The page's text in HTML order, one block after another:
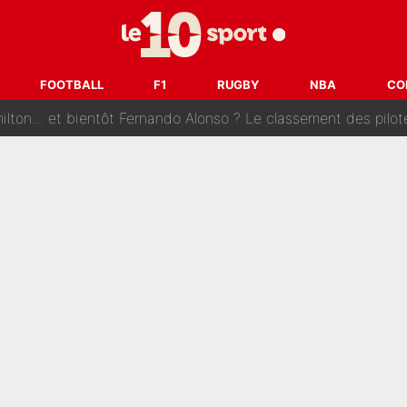
FOOTBALL F1 RUGBY NBA
pour violences conjugales : Un arbitre français
la nomination de Zinedine Zidane, c'est au tour de son
et bientôt Fernando Alonso ? Le classement des pilotes les mieux